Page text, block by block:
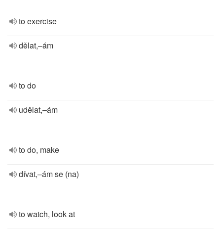
to exercise
dělat,–ám
to do
udělat,–ám
to do, make
dívat,–ám se (na)
to watch, look at